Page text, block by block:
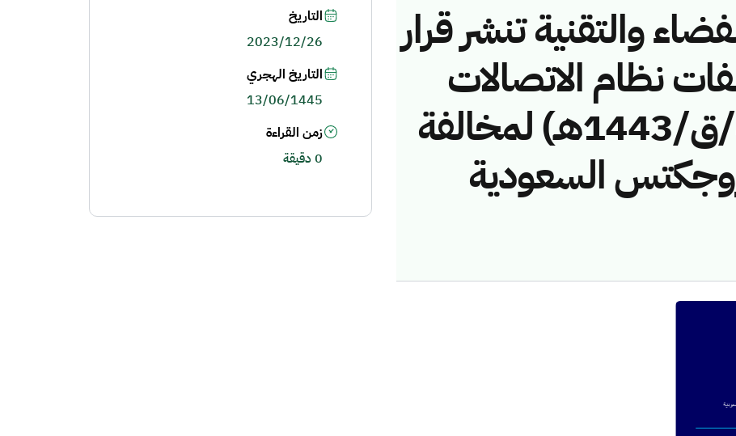
والتقنية تنشر قرار
نظام الاتصالات
رقم (42748795/ق/1443هـ) لمخالفة
السعودية
التاريخ
2023/12/26
التاريخ الهجري
13/06/1445
زمن القراءة
0 دقيقة